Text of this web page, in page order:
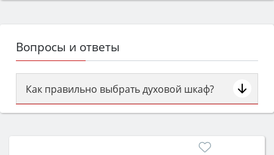
Вопросы и ответы
Как правильно выбрать духовой шкаф?
Сначала определитесь с типом (газовый или
затем смотрите на объём 50–70 л для семьи,